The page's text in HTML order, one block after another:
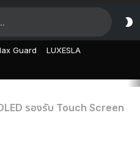
Guard LUXESLA
รองรับ Touch Screen